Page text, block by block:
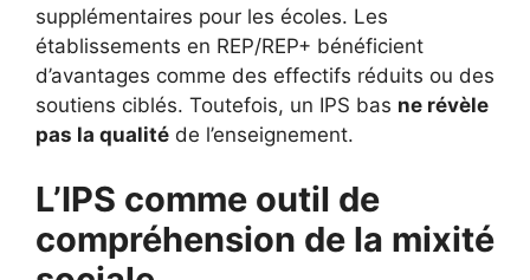
supplémentaires pour les écoles. Les
établissements en REP/REP+ bénéficient
d’avantages comme des effectifs réduits ou des
soutiens ciblés. Toutefois, un IPS bas ne révèle
pas la qualité de l’enseignement.
L’IPS comme outil de
compréhension de la mixité